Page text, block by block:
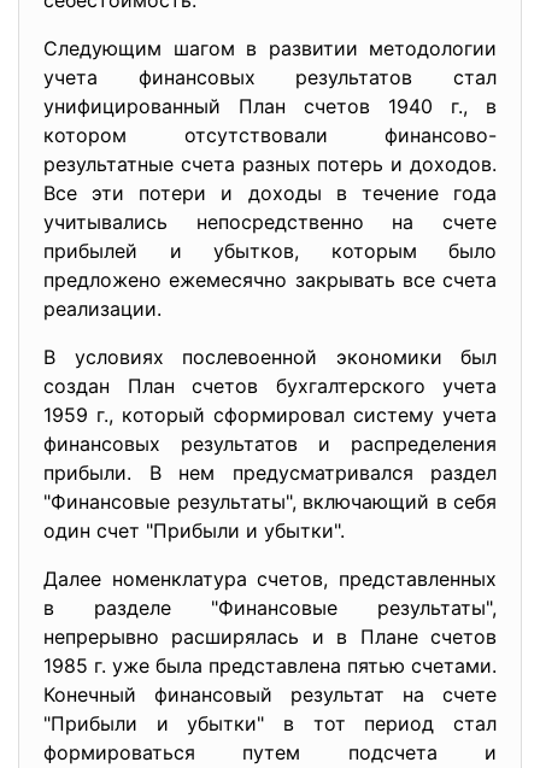
Следующим шагом в развитии методологии
учета финансовых результатов стал
унифицированный План счетов 1940 г., в
котором отсутствовали финансово-
результатные счета разных потерь и доходов.
Все эти потери и доходы в течение года
учитывались непосредственно на счете
прибылей и убытков, которым было
предложено ежемесячно закрывать все счета
реализации.
В условиях послевоенной экономики был
создан План счетов бухгалтерского учета
1959 г., который сформировал систему учета
финансовых результатов и распределения
прибыли. В нем предусматривался раздел
"Финансовые результаты", включающий в себя
один счет "Прибыли и убытки".
Далее номенклатура счетов, представленных
в разделе "Финансовые результаты",
непрерывно расширялась и в Плане счетов
1985 г. уже была представлена пятью счетами.
Конечный финансовый результат на счете
"Прибыли и убытки" в тот период стал
формироваться путем подсчета и